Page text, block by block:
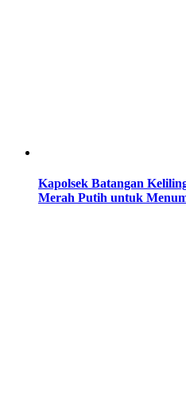
Kapolsek Batangan
Merah Putih untuk